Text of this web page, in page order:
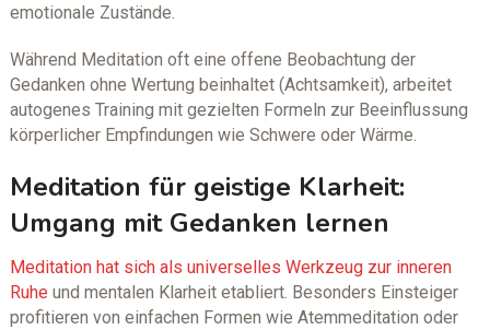
emotionale Zustände.
Während Meditation oft eine offene Beobachtung der
Gedanken ohne Wertung beinhaltet (Achtsamkeit), arbeitet
autogenes Training mit gezielten Formeln zur Beeinflussung
körperlicher Empfindungen wie Schwere oder Wärme.
Meditation für geistige Klarheit:
Umgang mit Gedanken lernen
Meditation hat sich als universelles Werkzeug zur inneren
Ruhe und mentalen Klarheit etabliert. Besonders Einsteiger
profitieren von einfachen Formen wie Atemmeditation oder